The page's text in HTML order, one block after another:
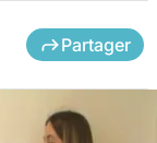
Partager